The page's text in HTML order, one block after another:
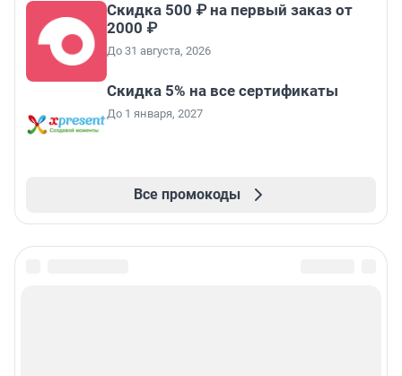
Скидка 500 ₽ на первый заказ от
2000 ₽
До 31 августа, 2026
Скидка 5% на все сертификаты
До 1 января, 2027
Все промокоды